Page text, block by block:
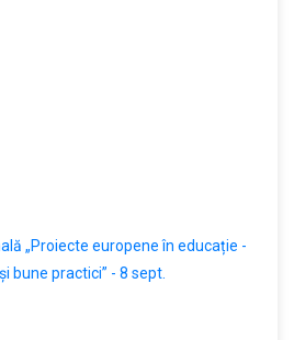
„Proiecte europene în educație -
bune practici” - 8 sept.